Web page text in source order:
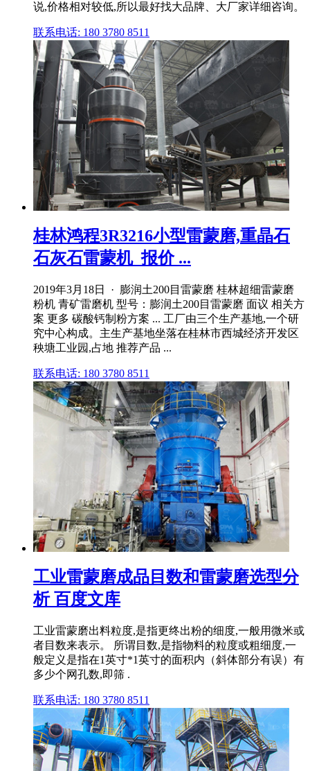
说,价格相对较低,所以最好找大品牌、大厂家详细咨询。
联系电话: 180 3780 8511
桂林鸿程3R3216小型雷蒙磨,重晶石
石灰石雷蒙机_报价 ...
2019年3月18日 · 膨润土200目雷蒙磨 桂林超细雷蒙磨
粉机 青矿雷磨机 型号：膨润土200目雷蒙磨 面议 相关方
案 更多 碳酸钙制粉方案 ... 工厂由三个生产基地,一个研
究中心构成。主生产基地坐落在桂林市西城经济开发区
秧塘工业园,占地 推荐产品 ...
联系电话: 180 3780 8511
工业雷蒙磨成品目数和雷蒙磨选型分
析 百度文库
工业雷蒙磨出料粒度,是指更终出粉的细度,一般用微米或
者目数来表示。 所谓目数,是指物料的粒度或粗细度,一
般定义是指在1英寸*1英寸的面积内（斜体部分有误）有
多少个网孔数,即筛 .
联系电话: 180 3780 8511